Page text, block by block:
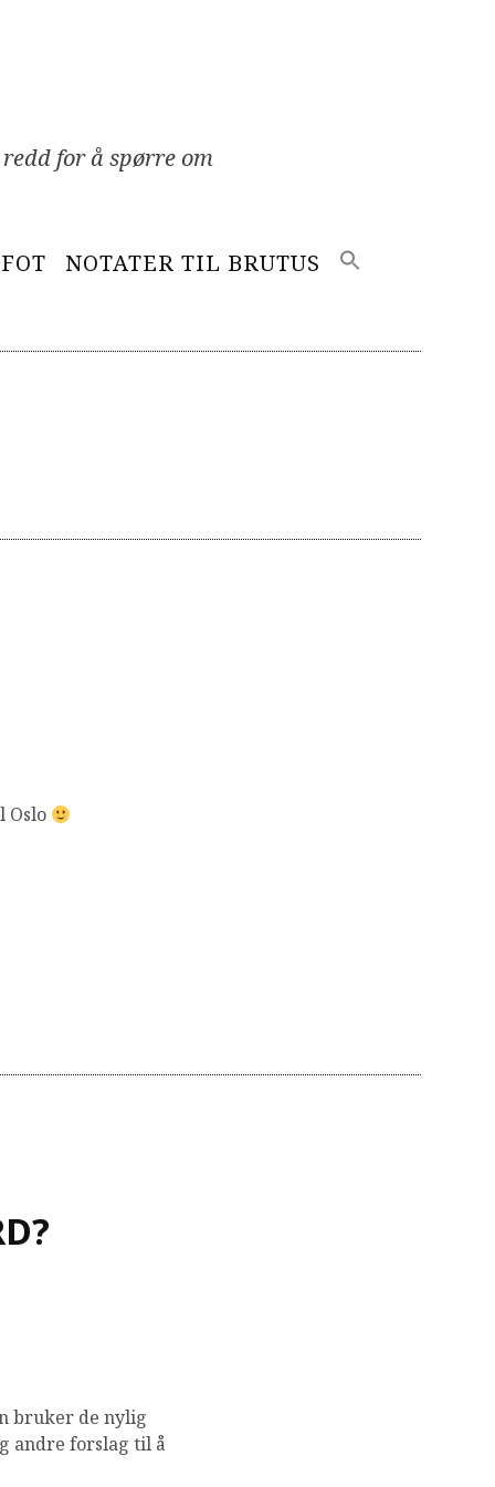
for å spørre om
NOTATER TIL BRUTUS
Oslo
bruker de nylig
andre forslag til å